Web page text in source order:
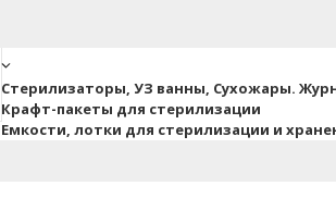
Стерилизаторы, УЗ ванны, Сухожары.
Крафт-пакеты для стерилизации
Емкости, лотки для стерилизации и